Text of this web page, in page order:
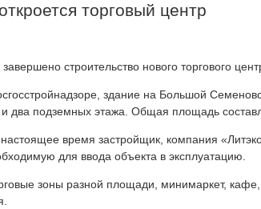
торговый центр
строительство нового торгового
здание на Большой
два подземных этажа. Общая площадь
время застройщик, компания
для ввода объекта в эксплуатацию.
зоны разной площади, минимаркет,